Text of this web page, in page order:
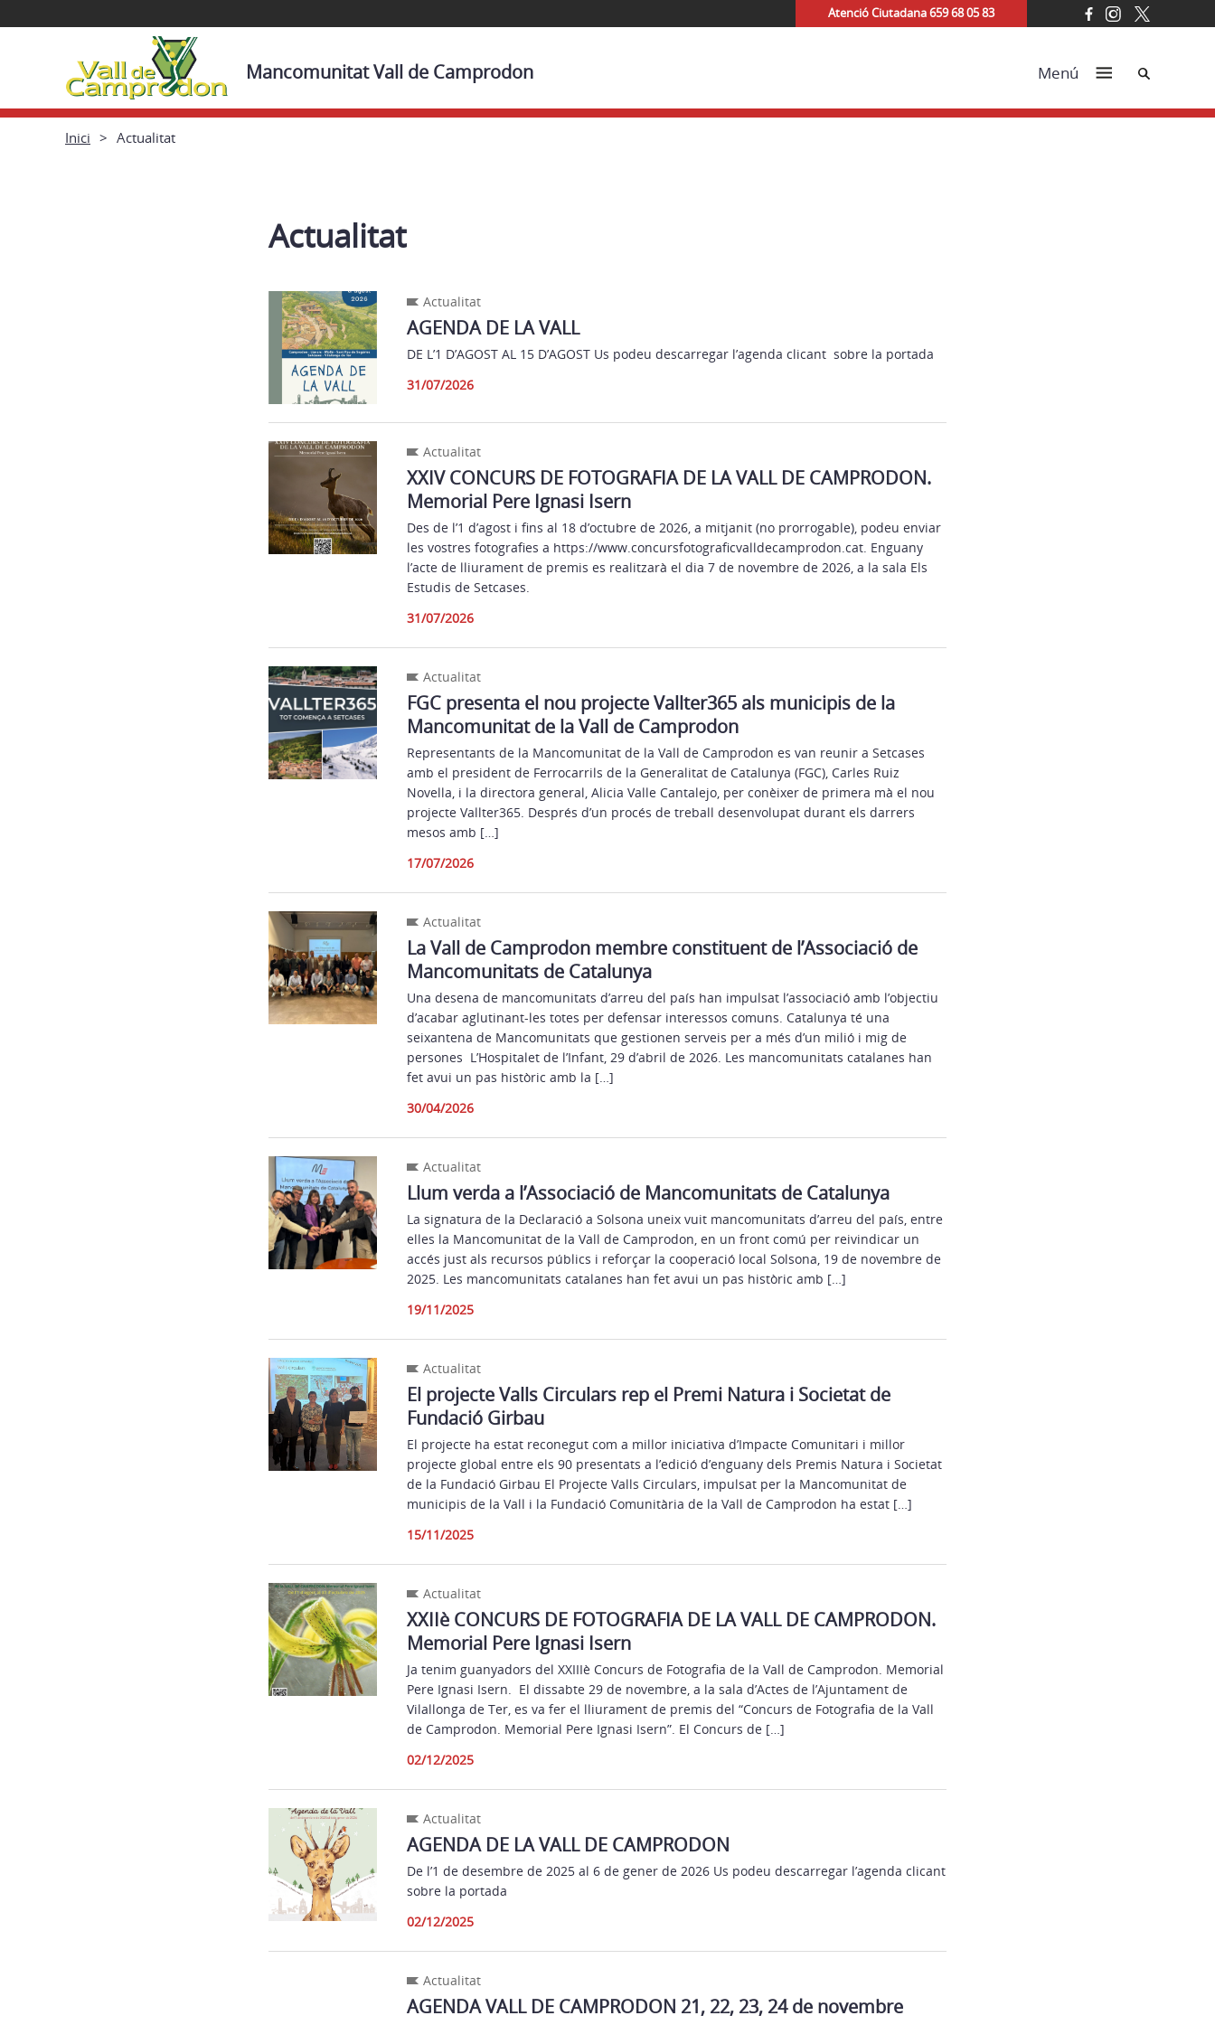
Atenció Ciutadana 659 68 05 83
Mancomunitat Vall de Camprodon Menú Cerca
Inici Actualitat
Actualitat
Actualitat
AGENDA DE LA VALL
DE L’1 D’AGOST AL 15 D’AGOST Us podeu descarregar l’agenda clicant sobre la portada
31/07/2026
Actualitat
XXIV CONCURS DE FOTOGRAFIA DE LA VALL DE CAMPRODON.
Memorial Pere Ignasi Isern
Des de l’1 d’agost i fins al 18 d’octubre de 2026, a mitjanit (no prorrogable), podeu enviar
les vostres fotografies a https://www.concursfotograficvalldecamprodon.cat. Enguany
l’acte de lliurament de premis es realitzarà el dia 7 de novembre de 2026, a la sala Els
Estudis de Setcases.
31/07/2026
Actualitat
FGC presenta el nou projecte Vallter365 als municipis de la
Mancomunitat de la Vall de Camprodon
Representants de la Mancomunitat de la Vall de Camprodon es van reunir a Setcases
amb el president de Ferrocarrils de la Generalitat de Catalunya (FGC), Carles Ruiz
Novella, i la directora general, Alicia Valle Cantalejo, per conèixer de primera mà el nou
projecte Vallter365. Després d’un procés de treball desenvolupat durant els darrers
mesos amb […]
17/07/2026
Actualitat
La Vall de Camprodon membre constituent de l’Associació de
Mancomunitats de Catalunya
Una desena de mancomunitats d’arreu del país han impulsat l’associació amb l’objectiu
d’acabar aglutinant-les totes per defensar interessos comuns. Catalunya té una
seixantena de Mancomunitats que gestionen serveis per a més d’un milió i mig de
persones L’Hospitalet de l’Infant, 29 d’abril de 2026. Les mancomunitats catalanes han
fet avui un pas històric amb la […]
30/04/2026
Actualitat
Llum verda a l’Associació de Mancomunitats de Catalunya
La signatura de la Declaració a Solsona uneix vuit mancomunitats d’arreu del país, entre
elles la Mancomunitat de la Vall de Camprodon, en un front comú per reivindicar un
accés just als recursos públics i reforçar la cooperació local Solsona, 19 de novembre de
2025. Les mancomunitats catalanes han fet avui un pas històric amb […]
19/11/2025
Actualitat
El projecte Valls Circulars rep el Premi Natura i Societat de
Fundació Girbau
El projecte ha estat reconegut com a millor iniciativa d’Impacte Comunitari i millor
projecte global entre els 90 presentats a l’edició d’enguany dels Premis Natura i Societat
de la Fundació Girbau El Projecte Valls Circulars, impulsat per la Mancomunitat de
municipis de la Vall i la Fundació Comunitària de la Vall de Camprodon ha estat […]
15/11/2025
Actualitat
XXIIè CONCURS DE FOTOGRAFIA DE LA VALL DE CAMPRODON.
Memorial Pere Ignasi Isern
Ja tenim guanyadors del XXIIIè Concurs de Fotografia de la Vall de Camprodon. Memorial
Pere Ignasi Isern. El dissabte 29 de novembre, a la sala d’Actes de l’Ajuntament de
Vilallonga de Ter, es va fer el lliurament de premis del “Concurs de Fotografia de la Vall
de Camprodon. Memorial Pere Ignasi Isern”. El Concurs de […]
02/12/2025
Actualitat
AGENDA DE LA VALL DE CAMPRODON
De l’1 de desembre de 2025 al 6 de gener de 2026 Us podeu descarregar l’agenda clicant
sobre la portada
02/12/2025
Actualitat
AGENDA VALL DE CAMPRODON 21, 22, 23, 24 de novembre